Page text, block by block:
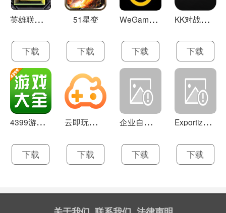
英
雄联盟LOL 13.21
下载
51星变
下载
W
eGame(腾讯游戏平台TGP) 5.10.19.1000
下载
K
K对战平台 1.0.1
下载
4
399游戏盒 官方下载 7.9.1
下载
云
即玩游戏盒 1.0.5.4
下载
企
业自助建站系统 9.0
下载
E
xportizer 9.0.8
下载